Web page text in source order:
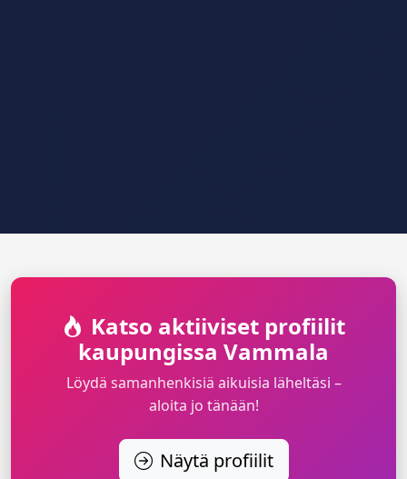
Katso aktiiviset profiilit
kaupungissa Vammala
Löydä samanhenkisiä aikuisia läheltäsi –
aloita jo tänään!
Näytä profiilit